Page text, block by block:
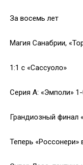
За восемь лет
Магия Санабрии,
1:1 с «Сассуоло»
Серия А: «Эмполи»
Грандиозный финал
Теперь «Россонери»